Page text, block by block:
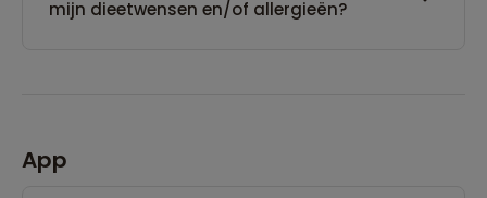
mijn dieetwensen en/of allergieën?
App